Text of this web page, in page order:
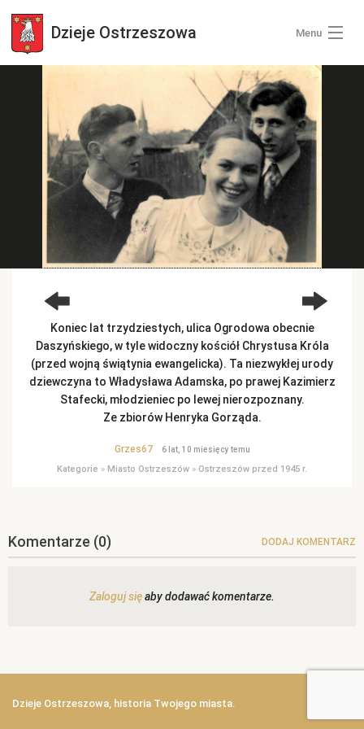
Dzieje Ostrzeszowa Menu
Kategorie zdjęć
Zaloguj się
Koniec lat trzydziestych, ulica Ogrodowa obecnie
Daszyńskiego, w tyle widoczny kościół Chrystusa Króla
(przed wojną świątynia ewangelicka). Ta niezwykłej urody
dziewczyna to Władysława Adamska, po prawej Kazimierz
Stafecki, młodzieniec po lewej nierozpoznany.
Ze zbiorów Henryka Gorząda.
Grzes67 6 lat, 10 miesięcy temu
Kategorie » Miasto Ostrzeszów » Ostrzeszów przed 1945 r.
Komentarze (0) DODAJ KOMENTARZ
Zaloguj sięaby dodawać komentarze.
Dzieje Ostrzeszowa, historia Twojego miasta.